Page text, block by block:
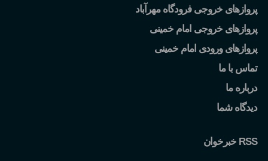
پروازهای خروجی فرودگاه مهرآباد
پروازهای خروجی امام خمینی
پروازهای ورودی امام خمینی
تماس با ما
درباره ما
دیدگاه شما
خبرخوان RSS